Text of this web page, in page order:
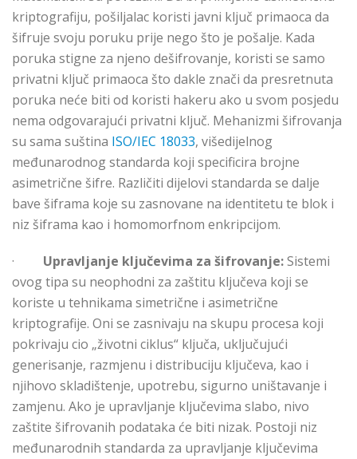
kriptografiju, pošiljalac koristi javni ključ primaoca da
šifruje svoju poruku prije nego što je pošalje. Kada
poruka stigne za njeno dešifrovanje, koristi se samo
privatni ključ primaoca što dakle znači da presretnuta
poruka neće biti od koristi hakeru ako u svom posjedu
nema odgovarajući privatni ključ. Mehanizmi šifrovanja
su sama suština ISO/IEC 18033, višedijelnog
međunarodnog standarda koji specificira brojne
asimetrične šifre. Različiti dijelovi standarda se dalje
bave šiframa koje su zasnovane na identitetu te blok i
niz šiframa kao i homomorfnom enkripcijom.
· Upravljanje ključevima za šifrovanje:Sistemi
ovog tipa su neophodni za zaštitu ključeva koji se
koriste u tehnikama simetrične i asimetrične
kriptografije. Oni se zasnivaju na skupu procesa koji
pokrivaju cio „životni ciklus“ ključa, uključujući
generisanje, razmjenu i distribuciju ključeva, kao i
njihovo skladištenje, upotrebu, sigurno uništavanje i
zamjenu. Ako je upravljanje ključevima slabo, nivo
zaštite šifrovanih podataka će biti nizak. Postoji niz
međunarodnih standarda za upravljanje ključevima